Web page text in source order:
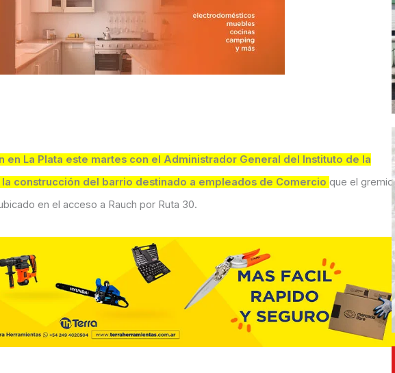
La Plata este martes con el Administrador General del Instituto de la
construcción del barrio destinado a empleados de Comercio que el gremio
en el acceso a Rauch por Ruta 30.